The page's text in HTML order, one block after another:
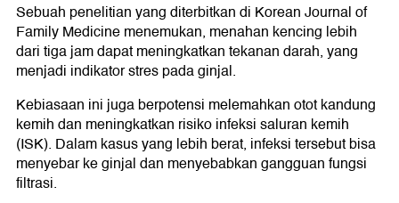
Sebuah penelitian yang diterbitkan di Korean Journal of
Family Medicine menemukan, menahan kencing lebih
dari tiga jam dapat meningkatkan tekanan darah, yang
menjadi indikator stres pada ginjal.
Kebiasaan ini juga berpotensi melemahkan otot kandung
kemih dan meningkatkan risiko infeksi saluran kemih
(ISK). Dalam kasus yang lebih berat, infeksi tersebut bisa
menyebar ke ginjal dan menyebabkan gangguan fungsi
filtrasi.